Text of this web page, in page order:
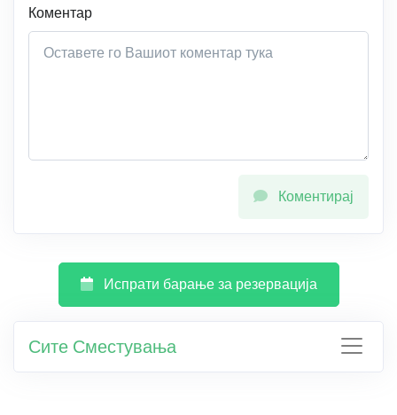
Коментар
Коментирај
Испрати барање за резервација
Сите Сместувања